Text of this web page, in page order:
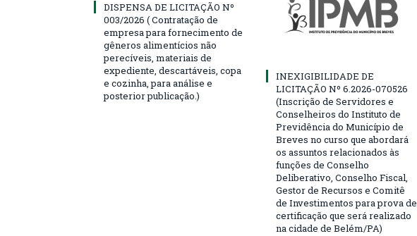
DISPENSA DE LICITAÇÃO Nº
003/2026 ( Contratação de
empresa para fornecimento de
gêneros alimentícios não
perecíveis, materiais de
expediente, descartáveis, copa
e cozinha, para análise e
posterior publicação.)
INEXIGIBILIDADE DE
LICITAÇÃO Nº 6.2026-070526
(Inscrição de Servidores e
Conselheiros do Instituto de
Previdência do Município de
Breves no curso que abordará
os assuntos relacionados às
funções de Conselho
Deliberativo, Conselho Fiscal,
Gestor de Recursos e Comitê
de Investimentos para prova de
certificação que será realizado
na cidade de Belém/PA)